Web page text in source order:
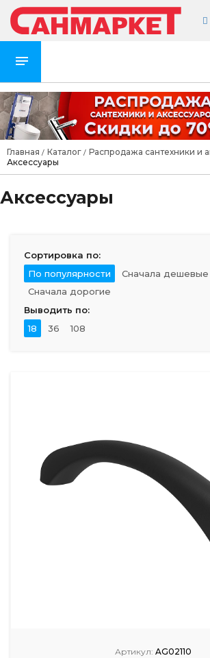
Главная / Каталог / Распродажа сантехники и
Аксессуары
Аксессуары
Сортировка по:
По популярности
Сначала дешевые
Сначала дорогие
Выводить по:
18
36 108
Артикул: AG02110